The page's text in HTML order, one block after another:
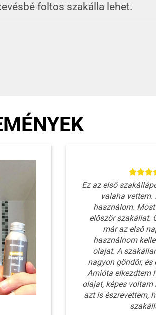
foltos szakálla lehet.
Ez az első
valaha vettem.
használom.
először szakállat.
már az első
használnom
olajat. A
nagyon göndör, és
Amióta elkezdtem
olajat, képes voltam
azt is észrevettem,